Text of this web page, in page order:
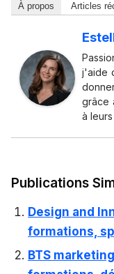
À propos Articles
j'aide
grâce
à
Publications
Design and
formations,
BTS